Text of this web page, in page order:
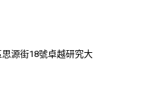
源街18號卓越研究大